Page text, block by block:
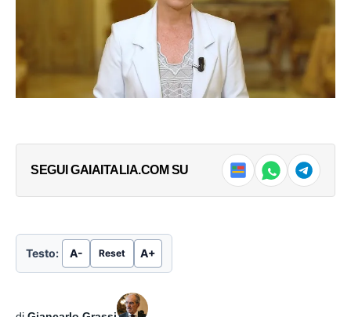
SEGUI GAIAITALIA.COM SU
Testo: A- Reset A+